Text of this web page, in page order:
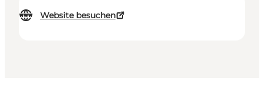
Website besuchen